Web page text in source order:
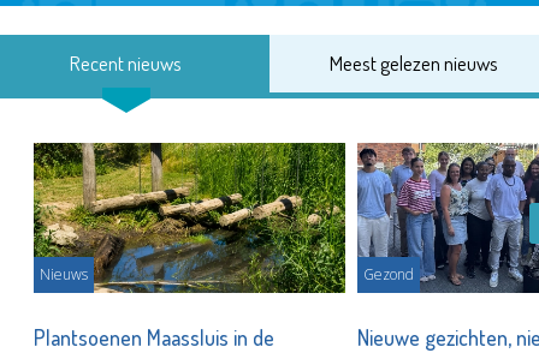
Recent nieuws Meest gelezen nieuws
Nieuws
Plantsoenen Maassluis in de
Gezond
Nieuwe gezichten,